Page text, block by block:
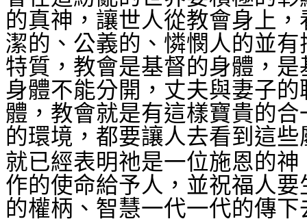
的真神，讓世人從教會身上
潔的、公義的、憐憫人的並
特質，教會是基督的身體，
身體不能分開，丈夫與妻子
體，教會就是有這樣寶貴的
的環境，都要讓人去看到這
就已經表明祂是一位施恩的
作的使命給予人，並祝福人
的權柄、智慧一代一代的傳